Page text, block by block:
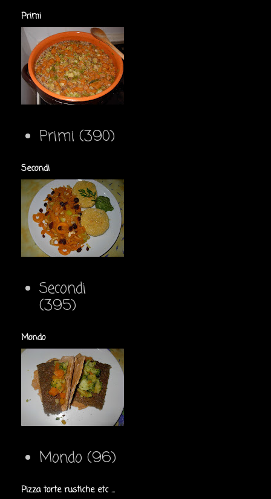
Primi
Primi (390)
Secondi
Secondi
(395)
Mondo
Mondo (96)
Pizza torte rustiche etc ...